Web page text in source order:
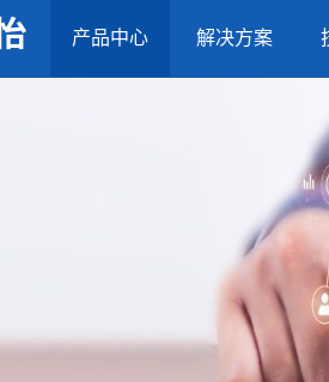
产品中心 解决方案